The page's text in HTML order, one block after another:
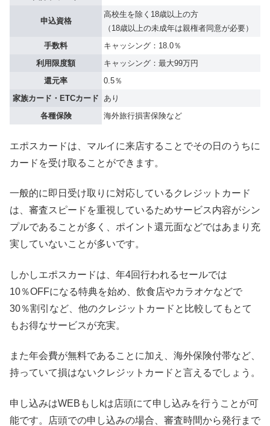
申込資格
高校生を除く18歳以上の方
（18歳以上の未成年は親権者同意が必要）
手数料
キャッシング：18.0％
利用限度額
キャッシング：最大99万円
還元率
0.5％
家族カード・ETCカード
あり
各種保険
海外旅行損害保険など
エポスカードは、マルイに来店することでその日のうちに
カードを受け取ることができます。
一般的に即日受け取りに対応しているクレジットカード
は、審査スピードを重視しているためサービス内容がシン
プルであることが多く、ポイント還元面などではあまり充
実していないことが多いです。
しかしエポスカードは、年4回行われるセールでは
10％OFFになる特典を始め、飲食店やカラオケなどで
30％割引など、他のクレジットカードと比較してもとて
もお得なサービスが充実。
また年会費が無料であることに加え、海外保険付帯など、
持っていて損はないクレジットカードと言えるでしょう。
申し込みはWEBもしkは店頭にて申し込みを行うことが可
能です。店頭での申し込みの場合、審査時間から発行まで